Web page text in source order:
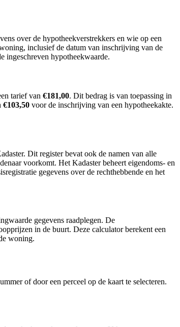
over de hypotheekverstrekkers en wie op een
inclusief de datum van inschrijving van de
ingeschreven hypotheekwaarde.
tarief van €181,00. Dit bedrag is van toepassing in
€103,50 voor de inschrijving van een hypotheekakte.
Dit register bevat ook de namen van alle
voorkomt. Het Kadaster beheert eigendoms- en
gegevens over de rechthebbende en het
gegevens raadplegen. De
in de buurt. Deze calculator berekent een
woning.
of door een perceel op de kaart te selecteren.